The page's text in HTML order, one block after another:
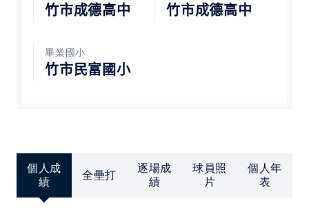
教育部體育署
中華民國大專院校體育總會
竹市成德高中 竹市成德高中
畢業國小
竹市民富國小
個人成
績
全壘打
逐場成
績
球員照
片
個人年
表